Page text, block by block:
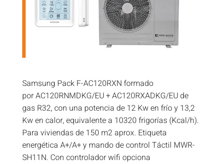
Samsung Pack F-AC120RXN formado
por AC120RNMDKG/EU + AC120RXADKG/EU de
gas R32, con una potencia de 12 Kw en frío y 13,2
Kw en calor, equivalente a 10320 frigorías (Kcal/h).
Para viviendas de 150 m2 aprox. Etiqueta
energética A+/A+ y mando de control Táctil MWR-
SH11N. Con controlador wifi opciona